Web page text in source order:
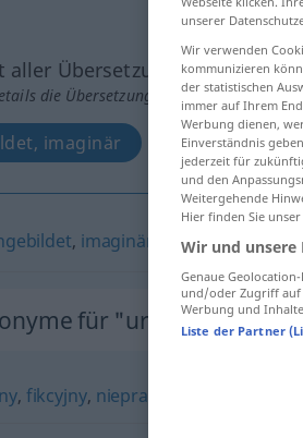
aller Übersetzungen
die Übersetzung anklicken/antippen)
imaginär
, imaginär
für "urojony"
, fikcyjny, nieprawdopodobny
unserer
Wir verwenden
kommunizieren
der statistischen
immer auf Ihrem
Werbung dienen,
Einverständnis
jederzeit für
und den
Weitergehende
Hier finden Sie unser
Wir und unsere
Genaue
und/oder Zugriff auf
Werbung und
Liste der Partner